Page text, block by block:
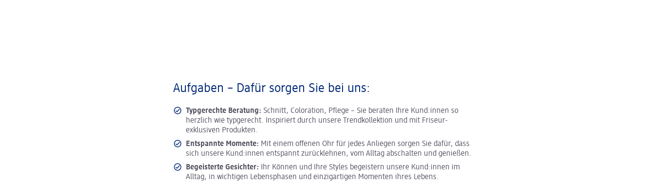
Aufgaben – Dafür sorgen Sie bei uns:
Typgerechte Beratung: Schnitt, Coloration, Pflege – Sie beraten Ihre Kund:innen so
herzlich wie typgerecht. Inspiriert durch unsere Trendkollektion und mit Friseur-
exklusiven Produkten.
Entspannte Momente: Mit einem offenen Ohr für jedes Anliegen sorgen Sie dafür, dass
sich unsere Kund:innen entspannt zurücklehnen, vom Alltag abschalten und genießen.
Begeisterte Gesichter:
Ihr Können und Ihre Styles begeistern unsere Kund:innen im
Alltag, in wichtigen Lebensphasen und einzigartigen Momenten ihres Lebens.